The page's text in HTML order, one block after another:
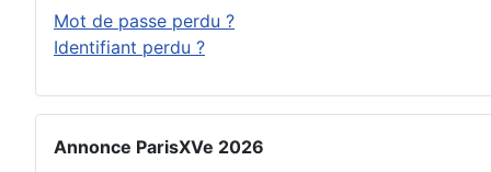
Mot de passe perdu ?
Identifiant perdu ?
Annonce ParisXVe 2026